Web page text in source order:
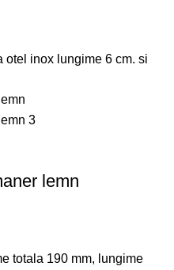
otel inox lungime 6 cm. si
lemn
totala 190 mm, lungime